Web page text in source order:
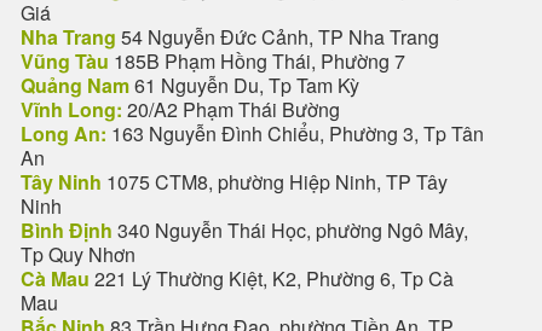
Giá
Nha Trang 54 Nguyễn Đức Cảnh, TP Nha Trang
Vũng Tàu 185B Phạm Hồng Thái, Phường 7
Quảng Nam61 Nguyễn Du, Tp Tam Kỳ
Vĩnh Long: 20/A2 Phạm Thái Bường
Long An: 163 Nguyễn Đình Chiểu, Phường 3, Tp Tân
An
Tây Ninh 1075 CTM8, phường Hiệp Ninh, TP Tây
Ninh
Bình Định 340 Nguyễn Thái Học, phường Ngô Mây,
Tp Quy Nhơn
Cà Mau 221 Lý Thường Kiệt, K2, Phường 6, Tp Cà
Mau